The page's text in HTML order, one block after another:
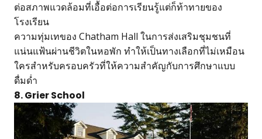
ต่อสภาพแวดล้อมที่เอื้อต่อการเรียนรู้แต่ก็ท้าทายของ
โรงเรียน
ความทุ่มเทของ Chatham Hall ในการส่งเสริมชุมชนที่
แน่นแฟ้นผ่านชีวิตในหอพัก ทำให้เป็นทางเลือกที่ไม่เหมือน
ใครสำหรับครอบครัวที่ให้ความสำคัญกับการศึกษาแบบ
ดื่มด่ำ
8. Grier School